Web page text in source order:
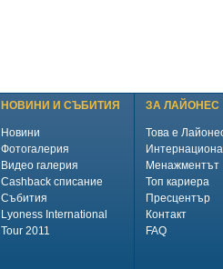
НОВИНИ И СЪБИТИЯ
Новини
Фотогалерия
Видео галерия
Cashback списание
Събития
Lyoness International
Tour 2011
ЗА ЛАЙОНЕС
Това е
Менажментът
Топ кариера
Пресцентър
Контакт
FAQ